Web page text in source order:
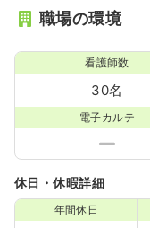
職場の環境
看護師数
30名
電子カルテ
休日・休暇詳細
年間休日